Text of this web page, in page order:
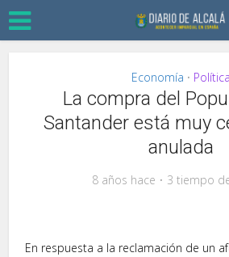
Economía • Política
La compra del
Santander está muy
anulada
8 años hace 3 tiempo
En respuesta a la reclamación de un